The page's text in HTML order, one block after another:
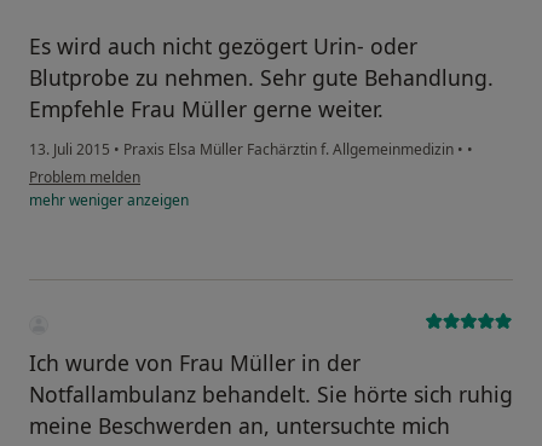
Es wird auch nicht gezögert Urin- oder
Blutprobe zu nehmen. Sehr gute Behandlung.
Empfehle Frau Müller gerne weiter.
13. Juli 2015 • Praxis Elsa Müller Fachärztin f. Allgemeinmedizin • •
Problem melden
mehrwenigeranzeigen
Ich wurde von Frau Müller in der
Notfallambulanz behandelt. Sie hörte sich ruhig
meine Beschwerden an, untersuchte mich